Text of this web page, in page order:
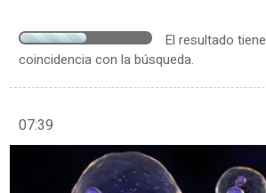
El resultado
coincidencia con la búsqueda.
07:39